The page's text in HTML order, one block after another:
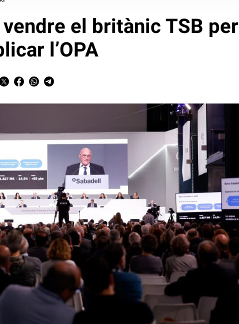
el britànic TSB per
l’OPA